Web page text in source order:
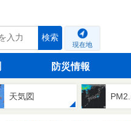
検索
現在地
防災情報
天気図